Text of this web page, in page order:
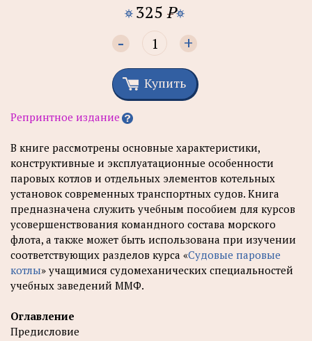
325 P
- +
Купить
Репринтное издание
В книге рассмотрены основные характеристики,
конструктивные и эксплуатационные особенности
паровых котлов и отдельных элементов котельных
установок современных транспортных судов. Книга
предназначена служить учебным пособием для курсов
усовершенствования командного состава морского
флота, а также может быть использована при изучении
соответствующих разделов курса «Судовые паровые
котлы» учащимися судомеханических специальностей
учебных заведений ММФ.
Оглавление
Предисловие